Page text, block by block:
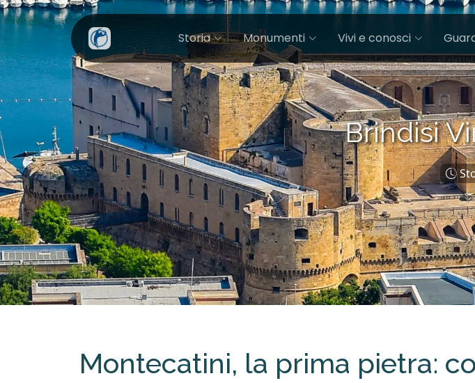
Storia Monumenti Vivi e conosci
Brindisi
Montecatini, la prima pietra: